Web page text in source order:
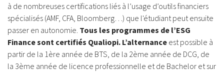
à de nombreuses certifications liés à l’usage d’outils financiers
spécialisés (AMF, CFA, Bloomberg…) que l'étudiant peut ensuite
passer en autonomie. Tous les programmes de l’ESG
Finance sont certifiés Qualiopi. L’alternance est possible à
partir de la 1ère année de BTS, de la 2ème année de DCG, de
la 3ème année de licence professionnelle et de Bachelor et sur